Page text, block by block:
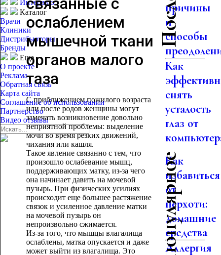
Интервью
Каталог
Врачи
Клиники
Дистрибьюторы
Бренды
Еще
О проекте
Реклама
Обратная связь
Карта сайта
Соглашение об использовании
Партнерство
Видео отзывы
ослаблением
мышечной ткани
органов малого
таза
С приближением пожилого возраста
или после родов женщины могут
замечать возникновение довольно
неприятной проблемы: выделение
мочи во время резких движений,
чихания или кашля.
Такое явление связанно с тем, что
произошло ослабевание мышц,
поддерживающих матку, из-за чего
она начинает давить на мочевой
пузырь. При физических усилиях
происходит еще большее растяжение
связок и усиленное давление матки
на мочевой пузырь он
непроизвольно сжимается.
Из-за того, что мышцы влагалища
ослаблены, матка опускается и даже
может выйти из влагалища. Это
причины
и
способы
Как
снять
усталость
глаз от
Как
избавиться
от
перхоти:
домашние
средства
Аллергия